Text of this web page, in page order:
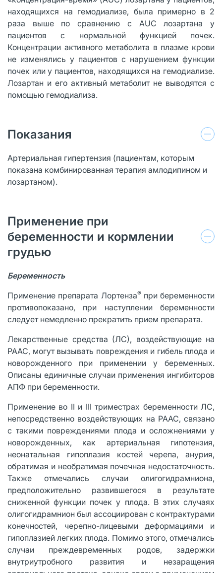
находящихся на гемодиализе, была примерно в 2
раза выше по сравнению с AUC лозартана у
пациентов с нормальной функцией почек.
Концентрации активного метаболита в плазме крови
не изменялись у пациентов с нарушением функции
почек или у пациентов, находящихся на гемодиализе.
Лозартан и его активный метаболит не выводятся с
помощью гемодиализа.
Показания
Артериальная гипертензия (пациентам, которым
показана комбинированная терапия амлодипином и
лозартаном).
Применение при
беременности и кормлении
грудью
Беременность
Применение препарата Лортенза®при беременности
противопоказано, при наступлении беременности
следует немедленно прекратить прием препарата.
Лекарственные средства (ЛС), воздействующие на
РААС, могут вызывать повреждения и гибель плода и
новорожденного при применении у беременных.
Описаны единичные случаи применения ингибиторов
АПФ при беременности.
Применение во II и III триместрах беременности ЛС,
непосредственно воздействующих на РААС, связано
с такими повреждениями плода и осложнениями у
новорожденных, как артериальная гипотензия,
неонатальная гипоплазия костей черепа, анурия,
обратимая и необратимая почечная недостаточность.
Также отмечались случаи олигогидрамниона,
предположительно развившегося в результате
сниженной функции почек у плода. В этих случаях
олигогидрамнион был ассоциирован с контрактурами
конечностей, черепно-лицевыми деформациями и
гипоплазией легких плода. Помимо этого, отмечались
случаи преждевременных родов, задержки
внутриутробного развития и незаращения